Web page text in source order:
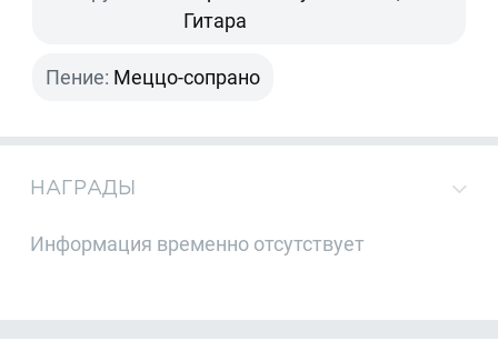
Гитара
Пение: Меццо-сопрано
НАГРАДЫ
Информация временно отсутствует